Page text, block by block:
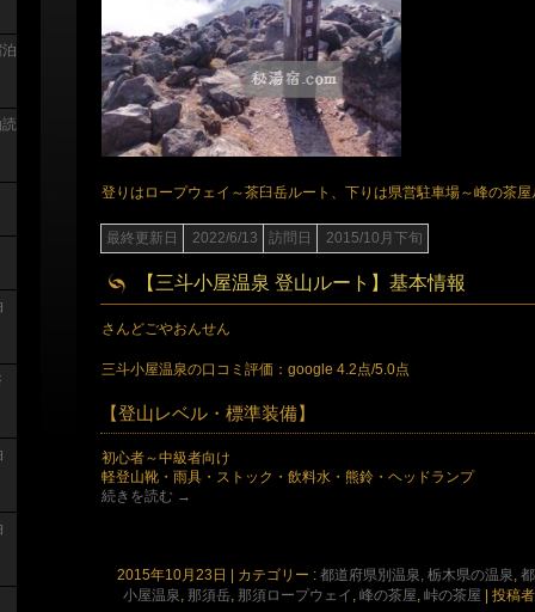
登りはロープウェイ～茶臼岳ルート、下りは県営駐車場～峰の茶屋
最終更新日 2022/6/13 訪問日 2015/10月下旬
【三斗小屋温泉 登山ルート】基本情報
さんどごやおんせん
三斗小屋温泉の口コミ評価：google 4.2点/5.0点
【登山レベル・標準装備】
初心者～中級者向け
軽登山靴・雨具・ストック・飲料水・熊鈴・ヘッドランプ
続きを読む →
2015年10月23日 | カテゴリー : 都道府県別温泉, 栃木県の温泉,
小屋温泉, 那須岳, 那須ロープウェイ , 峰の茶屋, 峠の茶屋 | 投稿
読